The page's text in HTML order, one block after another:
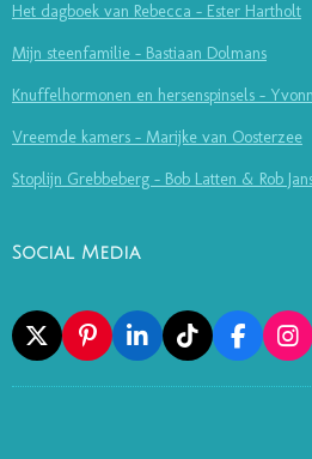
Het dagboek van Rebecca - Ester Hartholt
Mijn steenfamilie - Bastiaan Dolmans
Knuffelhormonen en hersenspinsels -
Vreemde kamers - Marijke van Oosterzee
Stoplijn Grebbeberg - Bob Latten & Rob
Social Media
X
P
I
N
L
I
N
T
I
K
F
A
C
I
N
S